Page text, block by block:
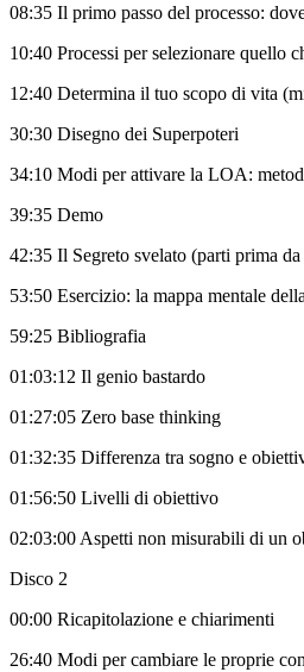
08:35 Il primo passo del processo:
10:40 Processi per selezionare quello
12:40 Determina il tuo scopo di vita
30:30 Disegno dei Superpoteri
34:10 Modi per attivare la LOA:
39:35 Demo
42:35 Il Segreto svelato (parti prima
53:50 Esercizio: la mappa mentale
59:25 Bibliografia
01:03:12 Il genio bastardo
01:27:05 Zero base thinking
01:32:35 Differenza tra sogno e
01:56:50 Livelli di obiettivo
02:03:00 Aspetti non misurabili di un
Disco 2
00:00 Ricapitolazione e chiarimenti
26:40 Modi per cambiare le proprie